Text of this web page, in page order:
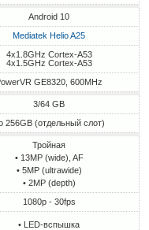
Android 10
Mediatek Helio A25
4x1.8GHz Cortex-A53
4x1.5GHz Cortex-A53
GE8320, 600MHz
3/64 GB
256GB (отдельный слот)
Тройная
• 13MP (wide), AF
• 5MP (ultrawide)
• 2MP (depth)
1080p - 30fps
• LED-вспышка